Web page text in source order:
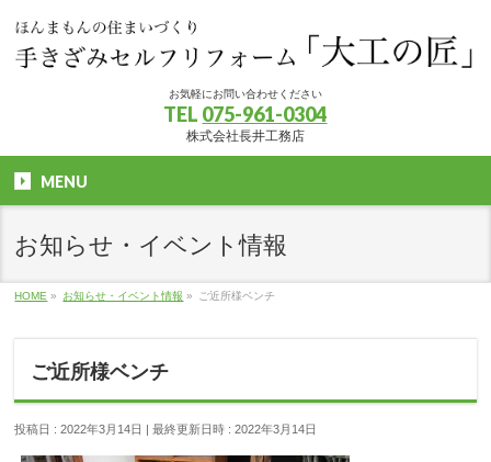
お気軽にお問い合わせください
TEL 075-961-0304
株式会社長井工務店
MENU
お知らせ・イベント情報
HOME » お知らせ・イベント情報 » ご近所様ベンチ
ご近所様ベンチ
投稿日 : 2022年3月14日 最終更新日時 : 2022年3月14日